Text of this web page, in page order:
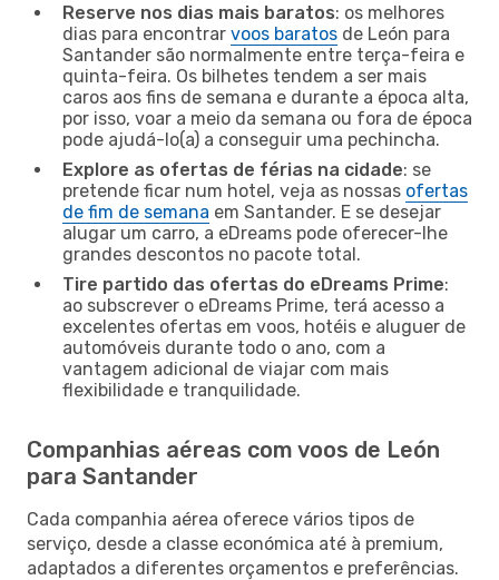
Reserve nos dias mais baratos: os melhores
dias para encontrar voos baratos de León para
Santander são normalmente entre terça-feira e
quinta-feira. Os bilhetes tendem a ser mais
caros aos fins de semana e durante a época alta,
por isso, voar a meio da semana ou fora de época
pode ajudá-lo(a) a conseguir uma pechincha.
Explore as ofertas de férias na cidade: se
pretende ficar num hotel, veja as nossas ofertas
de fim de semana em Santander. E se desejar
alugar um carro, a eDreams pode oferecer-lhe
grandes descontos no pacote total.
Tire partido das ofertas do eDreams Prime:
ao subscrever o eDreams Prime, terá acesso a
excelentes ofertas em voos, hotéis e aluguer de
automóveis durante todo o ano, com a
vantagem adicional de viajar com mais
flexibilidade e tranquilidade.
Companhias aéreas com voos de León
para Santander
Cada companhia aérea oferece vários tipos de
serviço, desde a classe económica até à premium,
adaptados a diferentes orçamentos e preferências.